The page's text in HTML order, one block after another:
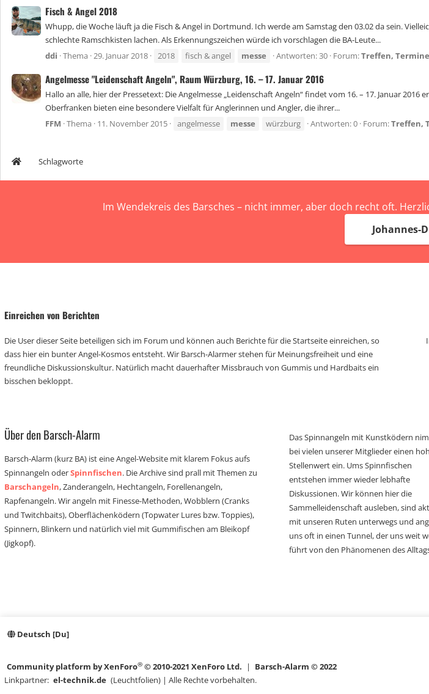
Fisch & Angel 2018
Whupp, die Woche läuft ja die Fisch & Angel in Dortmund. Ich werde am Samstag den 03.02 da sein.
schlechte Ramschkisten lachen. Als Erkennungszeichen würde ich vorschlagen die BA-Leute...
ddi Thema 29. Januar 2018 2018 fisch & angel messe Antworten: 30 Forum:Treffen,
Angelmesse "Leidenschaft Angeln", Raum Würzburg, 16. – 17. Januar 2016
Hallo an alle, hier der Pressetext: Die Angelmesse „Leidenschaft Angeln“ findet vom 16. – 17. Januar
Oberfranken bieten eine besondere Vielfalt für Anglerinnen und Angler, die ihrer...
FFM Thema 11. November 2015 angelmesse messe würzburg Antworten: 0 Forum:Treffen,
Schlagworte
Im Wendekreis des Barsches – nicht immer, aber doch recht oft.
Johannes-
Einreichen von Berichten
Die User dieser Seite beteiligen sich im Forum und können auch Berichte für die Startseite einreichen, so
dass hier ein bunter Angel-Kosmos entsteht. Wir Barsch-Alarmer stehen für Meinungsfreiheit und eine
freundliche Diskussionskultur. Natürlich macht dauerhafter Missbrauch von Gummis und Hardbaits ein
bisschen bekloppt.
Über den Barsch-Alarm
Barsch-Alarm (kurz BA) ist eine Angel-Website mit klarem Fokus aufs
Spinnangeln oderSpinnfischen. Die Archive sind prall mit Themen zu
Barschangeln, Zanderangeln, Hechtangeln, Forellenangeln,
Rapfenangeln. Wir angeln mit Finesse-Methoden, Wobblern (Cranks
und Twitchbaits), Oberflächenködern (Topwater Lures bzw. Toppies),
Spinnern, Blinkern und natürlich viel mit Gummifischen am Bleikopf
(Jigkopf).
Das Spinnangeln mit Kunstködern
bei vielen unserer Mitglieder einen
Stellenwert ein. Ums Spinnfischen
entstehen immer wieder lebhafte
Diskussionen. Wir können hier die
Sammelleidenschaft ausleben, sind
mit unseren Ruten unterwegs und
uns oft in einen Tunnel, der uns weit
führt von den Phänomenen des
Deutsch [Du]
Community platform by XenForo® © 2010-2021 XenForo Ltd. |
Barsch-Alarm © 2022
Linkpartner: el-technik.de (Leuchtfolien) | Alle Rechte vorbehalten.